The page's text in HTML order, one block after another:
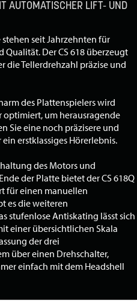
AUTOMATISCHER LIFT- UND
seit Jahrzehnten für
Der CS 618 überzeugt
die Tellerdrehzahl präzise und
des Plattenspielers wird
um herausragende
Sie eine noch präzisere und
erstklassiges Hörerlebnis.
des Motors und
der Platte bietet der CS 618Q
für einen manuellen
es die weiteren
stufenlose Antiskating lässt sich
einer übersichtlichen Skala
der drei
über einen Drehschalter,
einfach mit dem Headshell